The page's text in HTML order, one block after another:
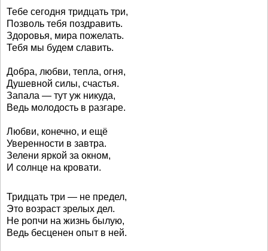
Тебе сегодня тридцать три,
Позволь тебя поздравить.
Здоровья, мира пожелать.
Тебя мы будем славить.
Добра, любви, тепла, огня,
Душевной силы, счастья.
Запала — тут уж никуда,
Ведь молодость в разгаре.
Любви, конечно, и ещё
Уверенности в завтра.
Зелени яркой за окном,
И солнце на кровати.
Тридцать три — не предел,
Это возраст зрелых дел.
Не ропчи на жизнь былую,
Ведь бесценен опыт в ней.